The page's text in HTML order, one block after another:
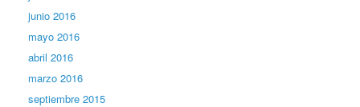
junio 2016
mayo 2016
abril 2016
marzo 2016
septiembre 2015